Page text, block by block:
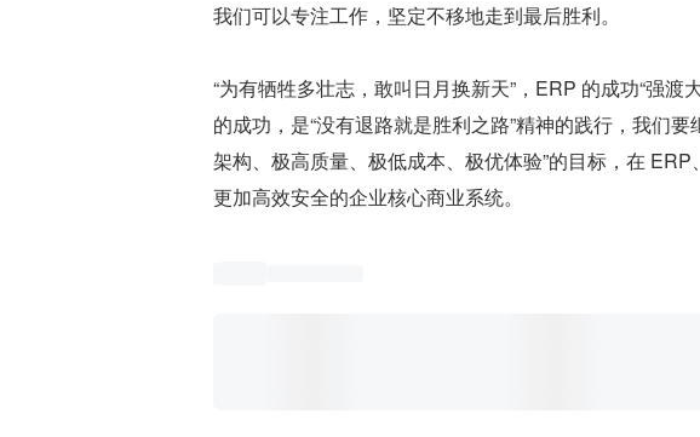
我们可以专注工作，坚定不移地走到最后胜利。
“为有牺牲多壮志，敢叫日月换新天”，ERP 的成功“强
的成功，是“没有退路就是胜利之路”精神的践行，我们
架构、极高质量、极低成本、极优体验”的目标，在 ERP
更加高效安全的企业核心商业系统。